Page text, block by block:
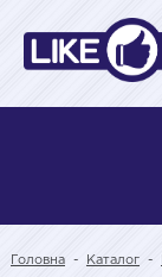
Головна - Каталог -